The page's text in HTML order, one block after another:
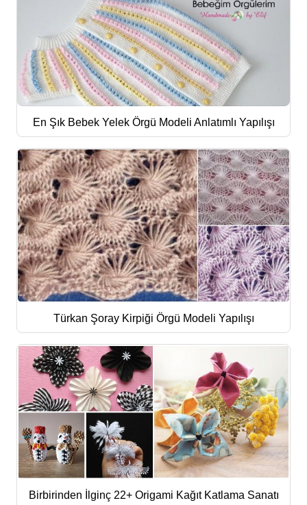
En Şık Bebek Yelek Örgü Modeli Anlatımlı Yapılışı
Türkan Şoray Kirpiği Örgü Modeli Yapılışı
Birbirinden İlginç 22+ Origami Kağıt Katlama Sanatı